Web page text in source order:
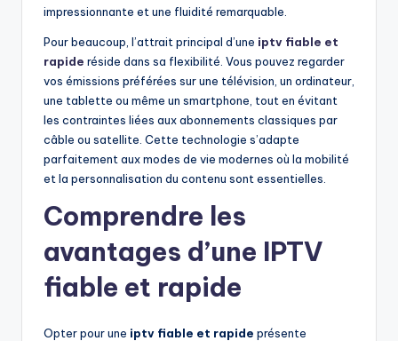
impressionnante et une fluidité remarquable.
Pour beaucoup, l’attrait principal d’une iptv fiable et
rapide réside dans sa flexibilité. Vous pouvez regarder
vos émissions préférées sur une télévision, un ordinateur,
une tablette ou même un smartphone, tout en évitant
les contraintes liées aux abonnements classiques par
câble ou satellite. Cette technologie s’adapte
parfaitement aux modes de vie modernes où la mobilité
et la personnalisation du contenu sont essentielles.
Comprendre les
avantages d’une IPTV
fiable et rapide
Opter pour une iptv fiable et rapide présente